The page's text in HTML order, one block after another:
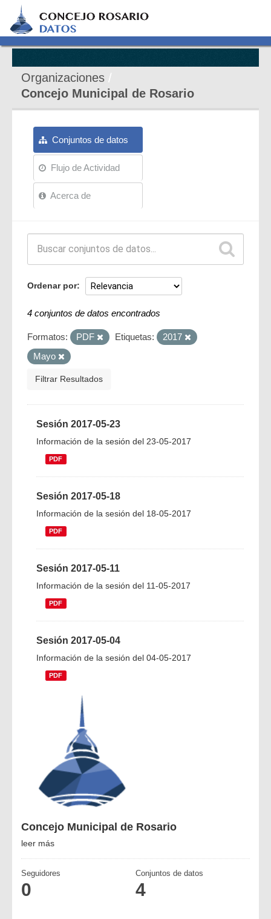
Organizaciones
Concejo Municipal de Rosario
Conjuntos de datos
Flujo de Actividad
Acerca de
Ordenar por
4 conjuntos de datos encontrados
Formatos: PDF Etiquetas:
2017
Mayo
Filtrar Resultados
Sesión 2017-05-23
Información de la sesión del 23-05-2017
PDF
Sesión 2017-05-18
Información de la sesión del 18-05-2017
PDF
Sesión 2017-05-11
Información de la sesión del 11-05-2017
PDF
Sesión 2017-05-04
Información de la sesión del 04-05-2017
PDF
Concejo Municipal de Rosario
leer más
Seguidores
0
Conjuntos de datos
4